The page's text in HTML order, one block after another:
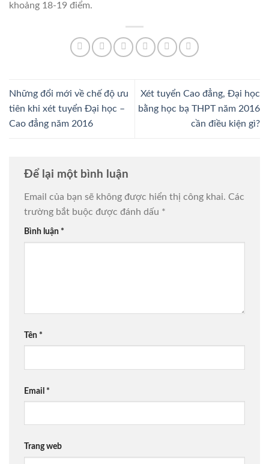
khoảng 18-19 điểm.
Những đổi mới về chế độ ưu
tiên khi xét tuyển Đại học –
Cao đẳng năm 2016
Xét tuyển Cao đẳng, Đại học
bằng học bạ THPT năm 2016
cần điều kiện gì?
Để lại một bình luận
Email của bạn sẽ không được hiển thị công khai. Các
trường bắt buộc được đánh dấu *
Bình luận *
Tên *
Email *
Trang web